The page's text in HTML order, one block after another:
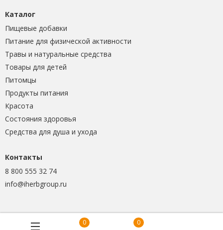
Каталог
Пищевые добавки
Питание для физической активности
Травы и натуральные средства
Товары для детей
Питомцы
Продукты питания
Красота
Состояния здоровья
Средства для душа и ухода
Контакты
8 800 555 32 74
info@iherbgroup.ru
0 0